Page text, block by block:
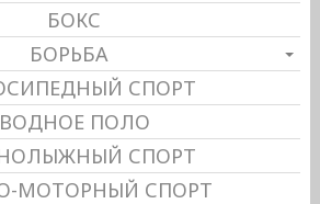
БОКС
БОРЬБА
СПОРТ
ВОДНОЕ ПОЛО
СПОРТ
МОТОРНЫЙ СПОРТ